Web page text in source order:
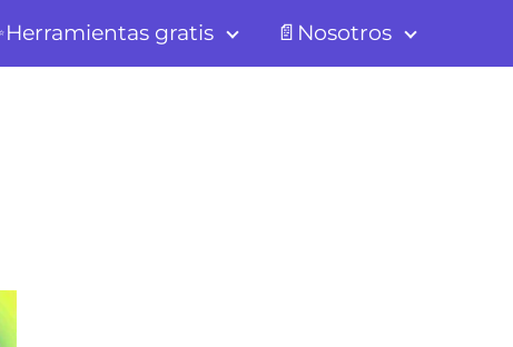
gratis 📄Nosotros